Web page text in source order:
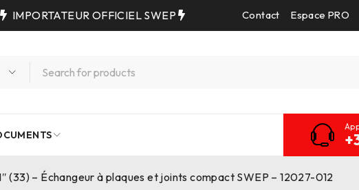
IMPORTATEUR OFFICIEL SWEP Contact Espace PRO
(33) – Échangeur à plaques et joints compact SWEP – 12027-012